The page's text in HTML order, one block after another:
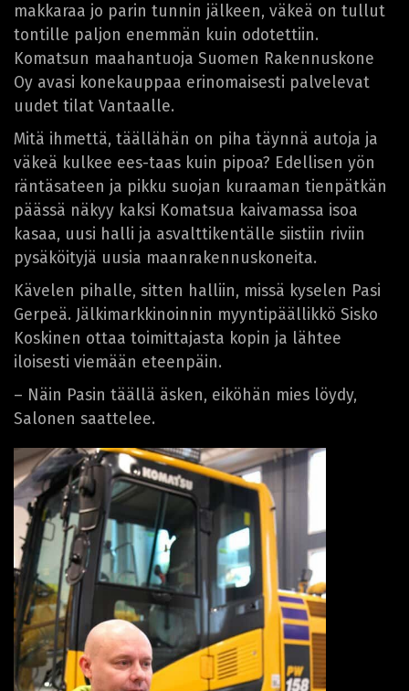
makkaraa jo parin tunnin jälkeen, väkeä on tullut
tontille paljon enemmän kuin odotettiin.
Komatsun maahantuoja Suomen Rakennuskone
Oy avasi konekauppaa erinomaisesti palvelevat
uudet tilat Vantaalle.
Mitä ihmettä, täällähän on piha täynnä autoja ja
väkeä kulkee ees-taas kuin pipoa? Edellisen yön
räntäsateen ja pikku suojan kuraaman tienpätkän
päässä näkyy kaksi Komatsua kaivamassa isoa
kasaa, uusi halli ja asvalttikentälle siistiin riviin
pysäköityjä uusia maanrakennuskoneita.
Kävelen pihalle, sitten halliin, missä kyselen Pasi
Gerpeä. Jälkimarkkinoinnin myyntipäällikkö Sisko
Koskinen ottaa toimittajasta kopin ja lähtee
iloisesti viemään eteenpäin.
– Näin Pasin täällä äsken, eiköhän mies löydy,
Salonen saattelee.